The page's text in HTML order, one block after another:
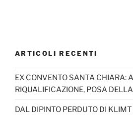
ARTICOLI RECENTI
EX CONVENTO SANTA CHIARA:
RIQUALIFICAZIONE, POSA
DAL DIPINTO PERDUTO DI KLIMT